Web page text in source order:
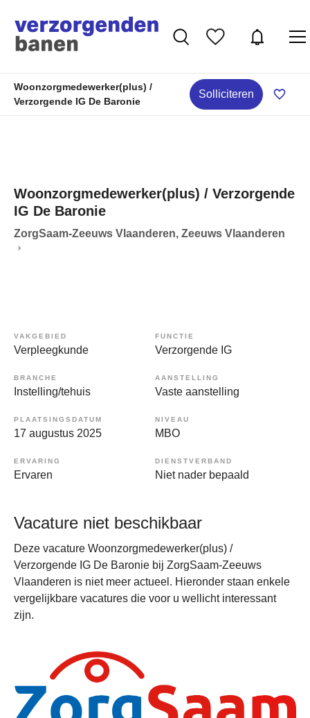
Woonzorgmedewerker(plus) /
Verzorgende IG De Baronie
Solliciteren
Woonzorgmedewerker(plus) / Verzorgende
IG De Baronie
ZorgSaam-Zeeuws Vlaanderen, Zeeuws Vlaanderen
VAKGEBIED
Verpleegkunde
FUNCTIE
Verzorgende IG
BRANCHE
Instelling/tehuis
AANSTELLING
Vaste aanstelling
PLAATSINGSDATUM
17 augustus 2025
NIVEAU
MBO
ERVARING
Ervaren
DIENSTVERBAND
Niet nader bepaald
Vacature niet beschikbaar
Deze vacature Woonzorgmedewerker(plus) /
Verzorgende IG De Baronie bij ZorgSaam-Zeeuws
Vlaanderen is niet meer actueel. Hieronder staan enkele
vergelijkbare vacatures die voor u wellicht interessant
zijn.